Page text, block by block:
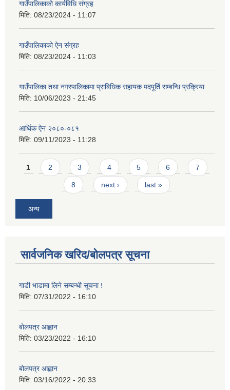
गाउँपालिकाको कार्यविधि संग्रह
मिति: 08/23/2024 - 11:07
गाउँपालिकाको ऐन संग्रह
मिति: 08/23/2024 - 11:03
गाउँपालिका तथा नगरपालिकामा प्राबिधिक सहायक पदपूर्ति सम्बन्धि प्रक्रिया
मिति: 10/06/2023 - 21:45
आर्थिक ऐन २०८०-०८१
मिति: 09/11/2023 - 11:28
Pages
1 2 3 4 5 6 7
8 next › last »
अन्य
सार्वजनिक खरिद/बोलपत्र सूचना
गाडी भाडामा लिने सम्बन्धी सूचना !
मिति: 07/31/2022 - 16:10
बोलपत्र आह्वान
मिति: 03/23/2022 - 16:10
बोलपत्र आह्वान
मिति: 03/16/2022 - 20:33